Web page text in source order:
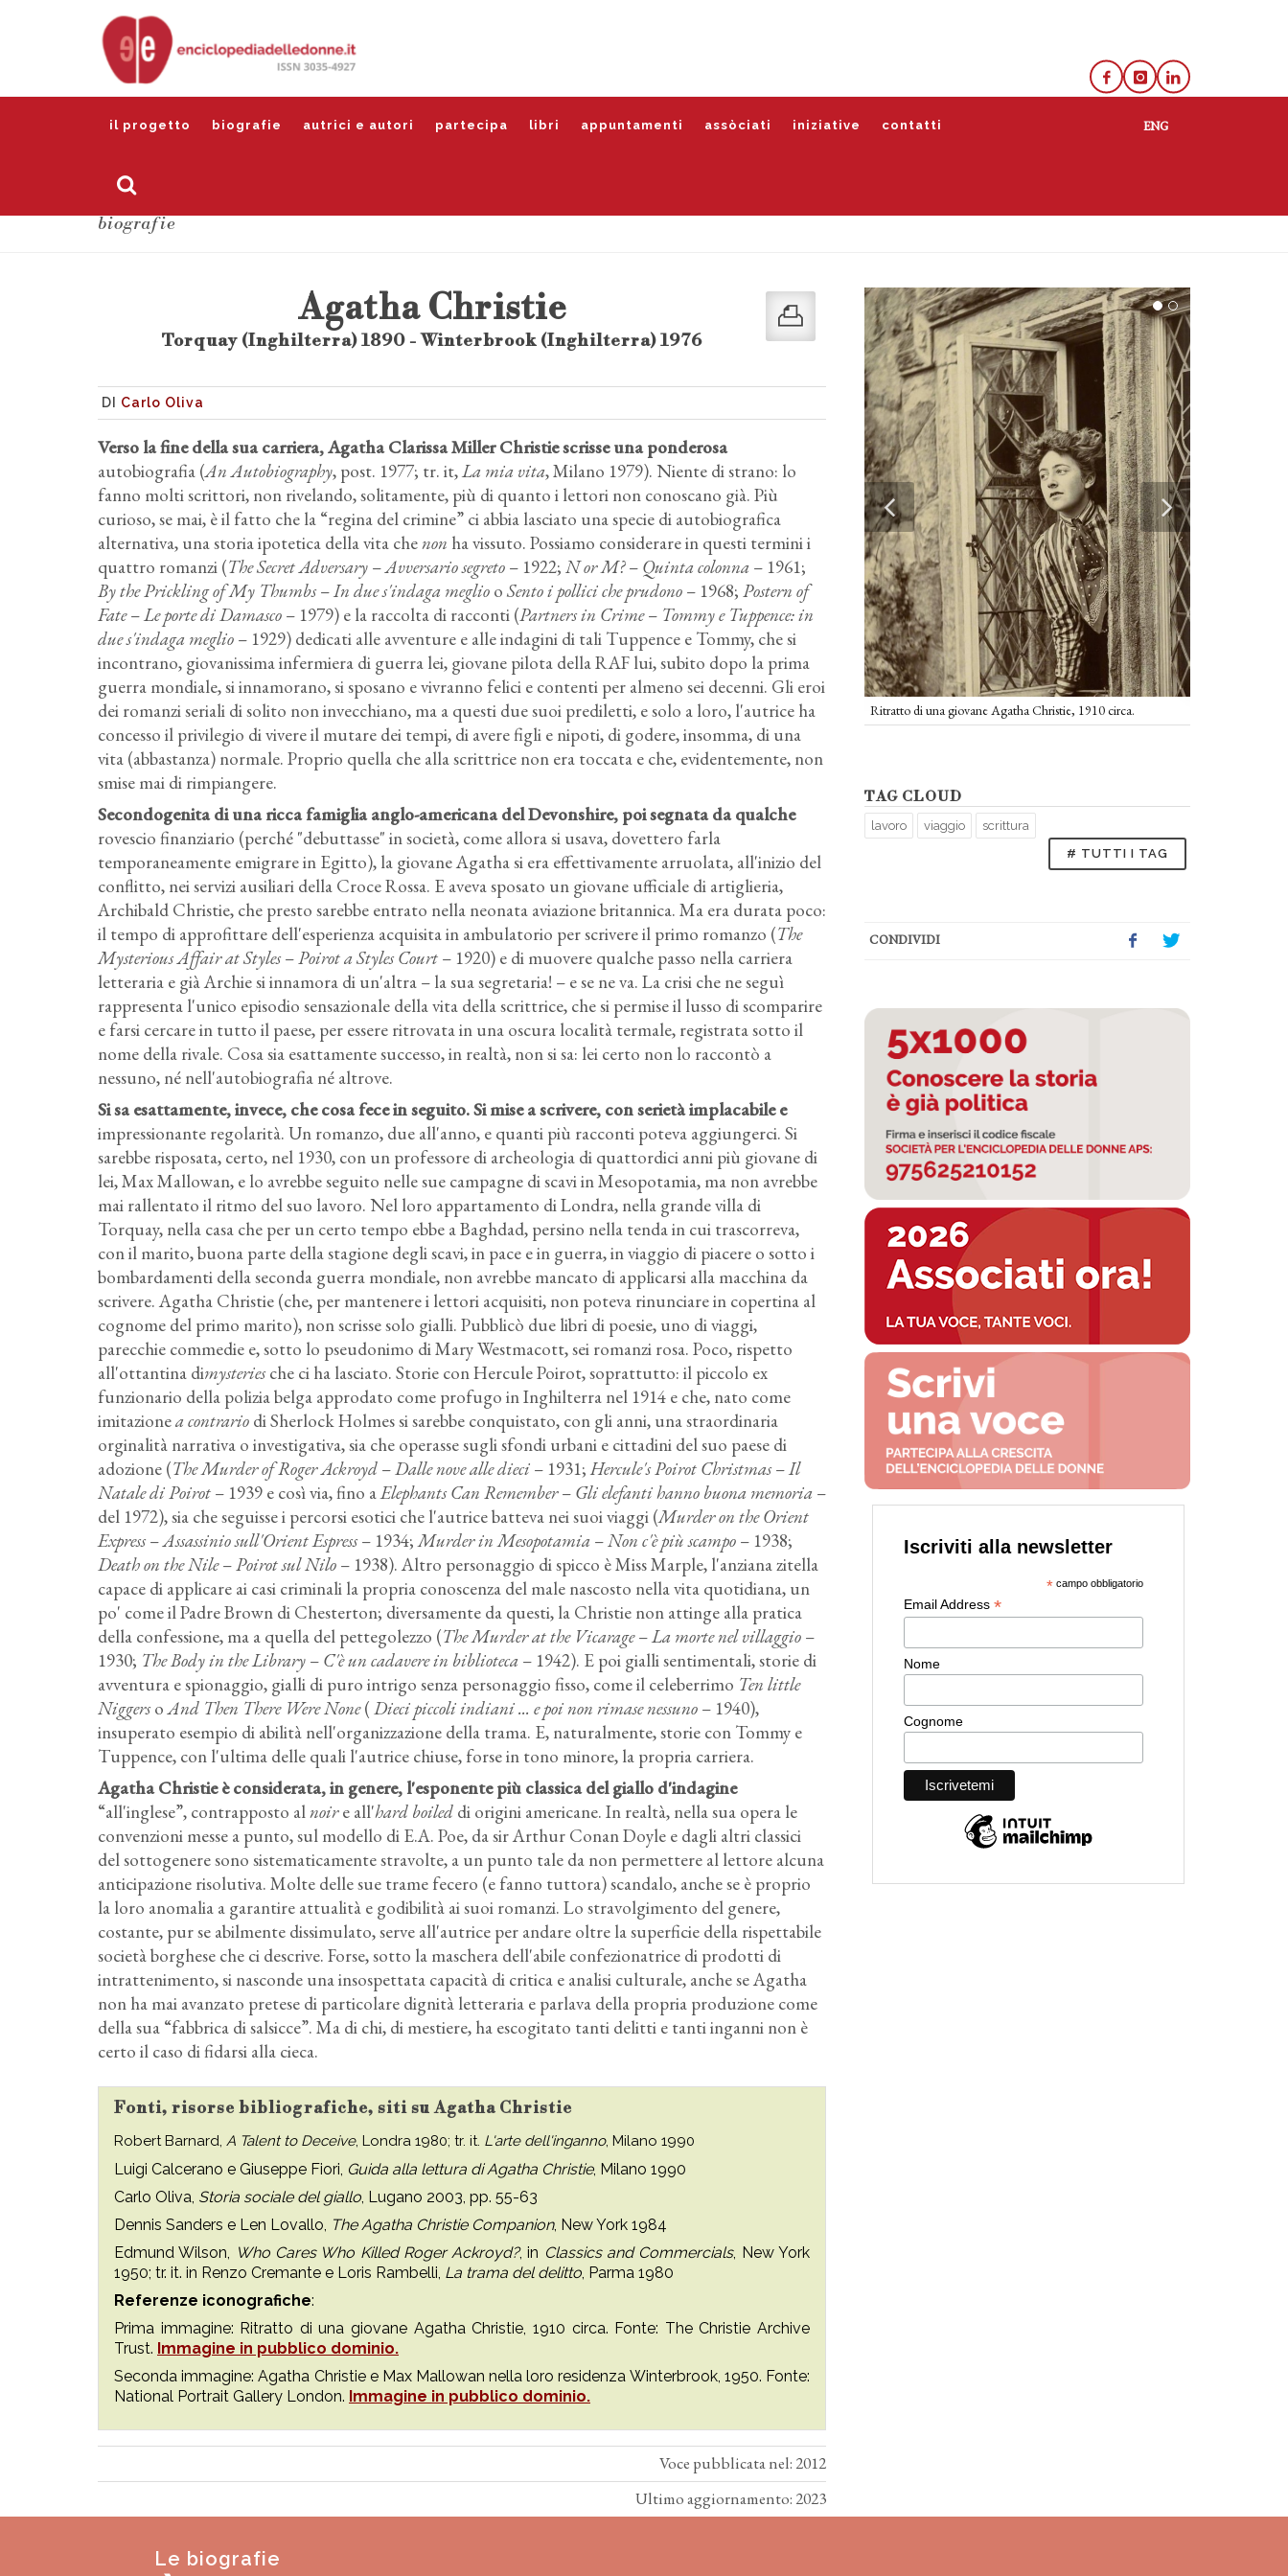
il progetto biografie autrici e autori partecipa libri appuntamenti assòciati iniziative contatti
biografie
Agatha Christie eMax Mallowan nella loro residenza
Winterbrook, 1950.
Ritratto di una giovane Agatha Christie, 1910 circa.
TAG CLOUD
lavoro viaggio
scrittura
# TUTTI I TAG
CONDIVIDI
Agatha Christie
Torquay (Inghilterra) 1890 - Winterbrook (Inghilterra) 1976
DI Carlo Oliva
Verso la fine della sua carriera, Agatha Clarissa Miller Christie scrisse una ponderosa
autobiografia (An Autobiography, post. 1977; tr. it,La mia vita, Milano 1979). Niente di strano: lo
fanno molti scrittori, non rivelando, solitamente, più di quanto i lettori non conoscano già. Più
curioso, se mai, è il fatto che la “regina del crimine” ci abbia lasciato una specie di autobiografica
alternativa, una storia ipotetica della vita chenon ha vissuto. Possiamo considerare in questi termini i
quattro romanzi (The Secret Adversary –Avversario segreto – 1922; N or M?– Quinta colonna – 1961;
By the Prickling of My Thumbs–In due s'indaga meglio o Sento i pollici che prudono – 1968; Postern of
Fate–Le porte di Damasco – 1979) e la raccolta di racconti (Partners in Crime– Tommy e Tuppence: in
due s'indaga meglio – 1929) dedicati alle avventure e alle indagini di tali Tuppence e Tommy, che si
incontrano, giovanissima infermiera di guerra lei, giovane pilota della RAF lui, subito dopo la prima
guerra mondiale, si innamorano, si sposano e vivranno felici e contenti per almeno sei decenni. Gli eroi
dei romanzi seriali di solito non invecchiano, ma a questi due suoi prediletti, e solo a loro, l'autrice ha
concesso il privilegio di vivere il mutare dei tempi, di avere figli e nipoti, di godere, insomma, di una
vita (abbastanza) normale. Proprio quella che alla scrittrice non era toccata e che, evidentemente, non
smise mai di rimpiangere.
Secondogenita di una ricca famiglia anglo-americana del Devonshire, poi segnata da qualche
rovescio finanziario (perché "debuttasse" in società, come allora si usava, dovettero farla
temporaneamente emigrare in Egitto), la giovane Agatha si era effettivamente arruolata, all'inizio del
conflitto, nei servizi ausiliari della Croce Rossa. E aveva sposato un giovane ufficiale di artiglieria,
Archibald Christie, che presto sarebbe entrato nella neonata aviazione britannica. Ma era durata poco:
il tempo di approfittare dell'esperienza acquisita in ambulatorio per scrivere il primo romanzo (The
Mysterious Affair at Styles–Poirot a Styles Court – 1920) e di muovere qualche passo nella carriera
letteraria e già Archie si innamora di un'altra – la sua segretaria! – e se ne va. La crisi che ne seguì
rappresenta l'unico episodio sensazionale della vita della scrittrice, che si permise il lusso di scomparire
e farsi cercare in tutto il paese, per essere ritrovata in una oscura località termale, registrata sotto il
nome della rivale. Cosa sia esattamente successo, in realtà, non si sa: lei certo non lo raccontò a
nessuno, né nell'autobiografia né altrove.
Si sa esattamente, invece, che cosa fece in seguito. Si mise a scrivere, con serietà implacabile e
impressionante regolarità. Un romanzo, due all'anno, e quanti più racconti poteva aggiungerci. Si
sarebbe risposata, certo, nel 1930, con un professore di archeologia di quattordici anni più giovane di
lei, Max Mallowan, e lo avrebbe seguito nelle sue campagne di scavi in Mesopotamia, ma non avrebbe
mai rallentato il ritmo del suo lavoro. Nel loro appartamento di Londra, nella grande villa di
Torquay, nella casa che per un certo tempo ebbe a Baghdad, persino nella tenda in cui trascorreva,
con il marito, buona parte della stagione degli scavi, in pace e in guerra, in viaggio di piacere o sotto i
bombardamenti della seconda guerra mondiale, non avrebbe mancato di applicarsi alla macchina da
scrivere. Agatha Christie (che, per mantenere i lettori acquisiti, non poteva rinunciare in copertina al
cognome del primo marito), non scrisse solo gialli. Pubblicò due libri di poesie, uno di viaggi,
parecchie commedie e, sotto lo pseudonimo di Mary Westmacott, sei romanzi rosa. Poco, rispetto
all'ottantina dimysteriesche ci ha lasciato. Storie con Hercule Poirot, soprattutto: il piccolo ex
funzionario della polizia belga approdato come profugo in Inghilterra nel 1914 e che, nato come
imitazionea contrario di Sherlock Holmes si sarebbe conquistato, con gli anni, una straordinaria
orginalità narrativa o investigativa, sia che operasse sugli sfondi urbani e cittadini del suo paese di
adozione (The Murder of Roger Ackroyd –Dalle nove alle dieci – 1931; Hercule's Poirot Christmas–Il
Natale di Poirot – 1939 e così via, fino aElephants Can Remember– Gli elefanti hanno buona memoria –
del 1972), sia che seguisse i percorsi esotici che l'autrice batteva nei suoi viaggi (Murder on the Orient
Express–Assassinio sull'Orient Espress– 1934;Murder in Mesopotamia –Non c'è più scampo – 1938;
Death on the Nile–Poirot sul Nilo – 1938). Altro personaggio di spicco è Miss Marple, l'anziana zitella
capace di applicare ai casi criminali la propria conoscenza del male nascosto nella vita quotidiana, un
po' come il Padre Brown di Chesterton; diversamente da questi, la Christie non attinge alla pratica
della confessione, ma a quella del pettegolezzo (The Murder at the Vicarage–La morte nel villaggio –
1930; The Body in the Library – C'è un cadavere in biblioteca – 1942). E poi gialli sentimentali, storie di
avventura e spionaggio, gialli di puro intrigo senza personaggio fisso, come il celeberrimo Ten little
NiggersoAnd Then There Were None( Dieci piccoli indiani ... e poi non rimase nessuno – 1940),
insuperato esempio di abilità nell'organizzazione della trama. E, naturalmente, storie con Tommy e
Tuppence, con l'ultima delle quali l'autrice chiuse, forse in tono minore, la propria carriera.
Agatha Christie è considerata, in genere, l'esponente più classica del giallo d'indagine
“all'inglese”, contrapposto alnoire all'hard boiled di origini americane. In realtà, nella sua opera le
convenzioni messe a punto, sul modello di E.A. Poe, da sir Arthur Conan Doyle e dagli altri classici
del sottogenere sono sistematicamente stravolte, a un punto tale da non permettere al lettore alcuna
anticipazione risolutiva. Molte delle sue trame fecero (e fanno tuttora) scandalo, anche se è proprio
la loro anomalia a garantire attualità e godibilità ai suoi romanzi. Lo stravolgimento del genere,
costante, pur se abilmente dissimulato, serve all'autrice per andare oltre la superficie della rispettabile
società borghese che ci descrive. Forse, sotto la maschera dell'abile confezionatrice di prodotti di
intrattenimento, si nasconde una insospettata capacità di critica e analisi culturale, anche se Agatha
non ha mai avanzato pretese di particolare dignità letteraria e parlava della propria produzione come
della sua “fabbrica di salsicce”. Ma di chi, di mestiere, ha escogitato tanti delitti e tanti inganni non è
certo il caso di fidarsi alla cieca.
Fonti, risorse bibliografiche, siti su Agatha Christie
Robert Barnard, A Talent to Deceive, Londra 1980; tr. it. L'arte dell'inganno, Milano 1990
Luigi Calcerano e Giuseppe Fiori, Guida alla lettura di Agatha Christie, Milano 1990
Carlo Oliva, Storia sociale del giallo, Lugano 2003, pp. 55-63
Dennis Sanders e Len Lovallo, The Agatha Christie Companion, New York 1984
Edmund Wilson, Who Cares Who Killed Roger Ackroyd?, in Classics and Commercials, New York
1950; tr. it. in Renzo Cremante e Loris Rambelli, La trama del delitto, Parma 1980
Referenze iconografiche:
Prima immagine: Ritratto di una giovane Agatha Christie, 1910 circa. Fonte: The Christie Archive
Trust. Immagine in pubblico dominio.
Seconda immagine: Agatha Christie e Max Mallowan nella loro residenza Winterbrook, 1950. Fonte:
National Portrait Gallery London. Immagine in pubblico dominio.
Voce pubblicata nel: 2012
Ultimo aggiornamento: 2023
Le biografie